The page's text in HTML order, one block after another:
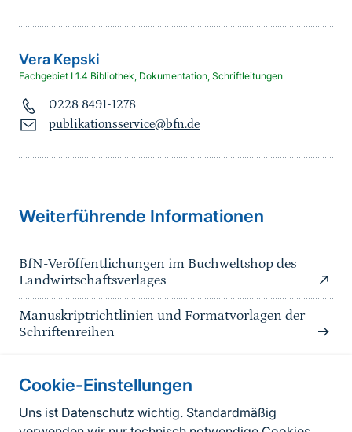
Cookie-Einstellungen
Uns ist Datenschutz wichtig. Standardmäßig
Vera Kepski
Fachgebiet I 1.4 Bibliothek, Dokumentation, Schriftleitungen
0228 8491-1278
publikationsservice@bfn.de
Weiterführende Informationen
BfN-Veröffentlichungen im Buchweltshop des
Landwirtschaftsverlages
Manuskriptrichtlinien und Formatvorlagen der
Schriftenreihen
Informationen zur Seite